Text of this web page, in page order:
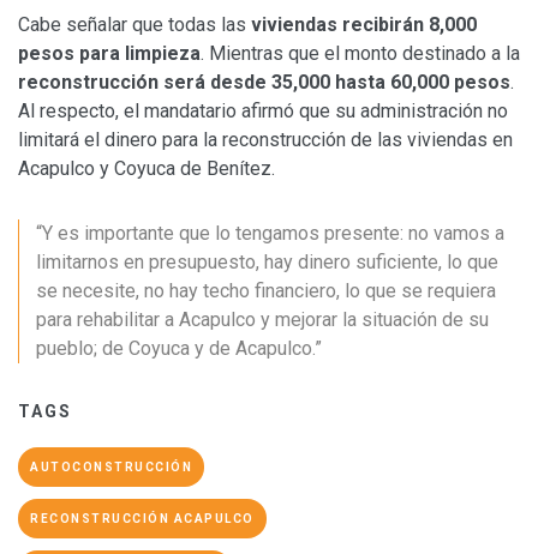
Cabe señalar que todas las viviendas recibirán 8,000
pesos para limpieza. Mientras que el monto destinado a la
reconstrucción será desde 35,000 hasta 60,000 pesos.
Al respecto, el mandatario afirmó que su administración no
limitará el dinero para la reconstrucción de las viviendas en
Acapulco y Coyuca de Benítez.
“Y es importante que lo tengamos presente: no vamos a
limitarnos en presupuesto, hay dinero suficiente, lo que
se necesite, no hay techo financiero, lo que se requiera
para rehabilitar a Acapulco y mejorar la situación de su
pueblo; de Coyuca y de Acapulco.”
TAGS
AUTOCONSTRUCCIÓN
RECONSTRUCCIÓN ACAPULCO